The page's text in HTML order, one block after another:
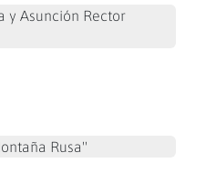
y Asunción Rector
Rusa"